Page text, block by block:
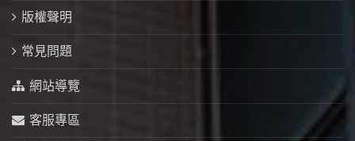
版權聲明
常見問題
網站導覽
客服專區